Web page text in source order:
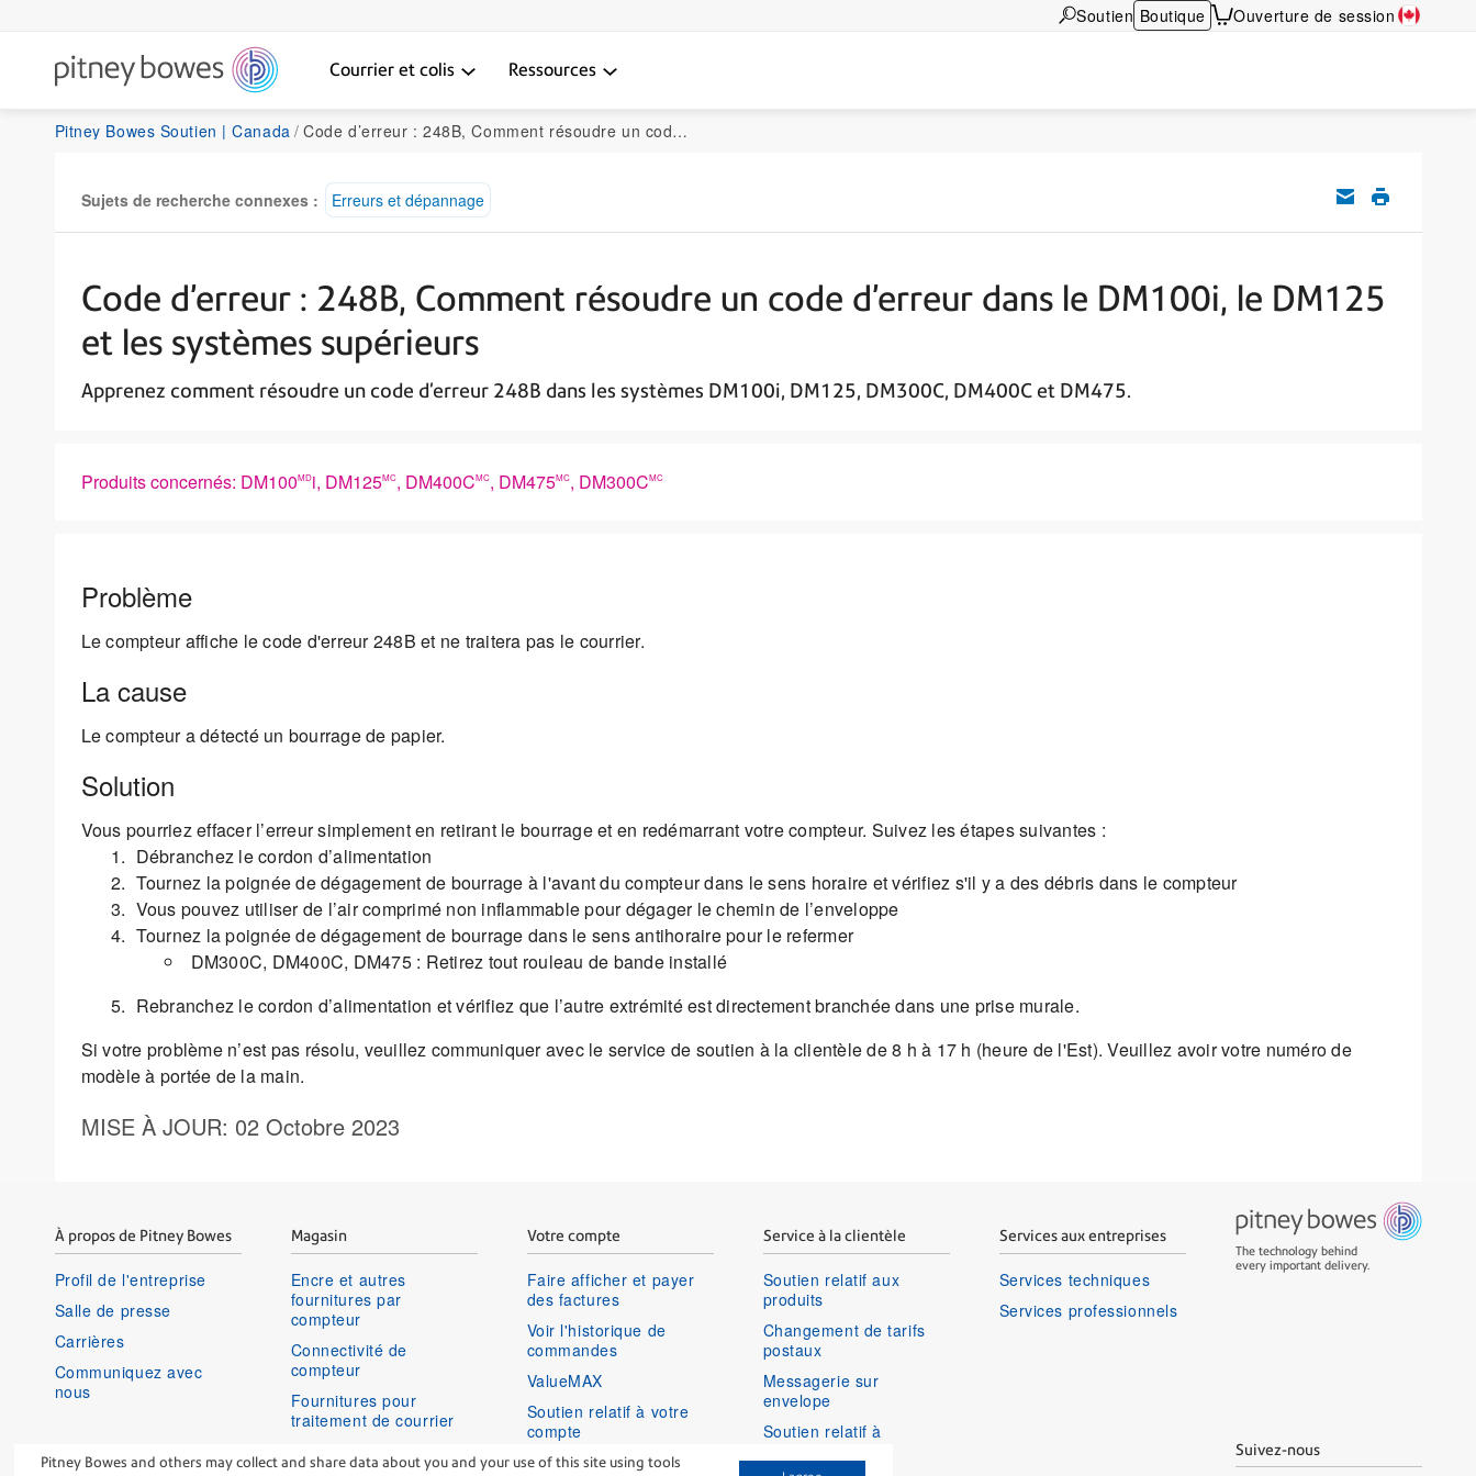
Pitney Bowes and others may collect and share data about you and your use of this site using tools
Soutien Boutique Ouverture de session
Courrier et colis Ressources
Pitney Bowes Soutien | Canada Code d’erreur : 248B, Comment résoudre un code d’erreur dans le DM100i, le DM125 et les systèmes supérieurs
Sujets de recherche connexes : Erreurs et dépannage
Code d’erreur : 248B, Comment résoudre un code d’erreur dans le DM100i, le DM125
et les systèmes supérieurs
Apprenez comment résoudre un code d’erreur 248B dans les systèmes DM100i, DM125, DM300C, DM400C et DM475.
Produits concernés: DM100MDi, DM125MC, DM400CMC, DM475MC, DM300CMC
Problème
Le compteur affiche le code d'erreur 248B et ne traitera pas le courrier.
La cause
Le compteur a détecté un bourrage de papier.
Solution
Vous pourriez effacer l’erreur simplement en retirant le bourrage et en redémarrant votre compteur. Suivez les étapes suivantes :
Débranchez le cordon d’alimentation
Tournez la poignée de dégagement de bourrage à l'avant du compteur dans le sens horaire et vérifiez s'il y a des débris dans le compteur
Vous pouvez utiliser de l’air comprimé non inflammable pour dégager le chemin de l’enveloppe
Tournez la poignée de dégagement de bourrage dans le sens antihoraire pour le refermer
DM300C, DM400C, DM475 : Retirez tout rouleau de bande installé
Rebranchez le cordon d’alimentation et vérifiez que l’autre extrémité est directement branchée dans une prise murale.
Si votre problème n’est pas résolu, veuillez communiquer avec le service de soutien à la clientèle de 8 h à 17 h (heure de l'Est). Veuillez avoir votre numéro de
modèle à portée de la main.
MISE À JOUR: 02 Octobre 2023
À propos de Pitney Bowes
Profil de l'entreprise
Salle de presse
Carrières
Communiquez avec
nous
Magasin
Encre et autres
fournitures par
compteur
Connectivité de
compteur
Fournitures pour
traitement de courrier
Historique de
commandes et renvois
Votre compte
Faire afficher et payer
des factures
Voir l'historique de
commandes
ValueMAX
Soutien relatif à votre
compte
Ouvrir une session dans
Service à la clientèle
Soutien relatif aux
produits
Changement de tarifs
postaux
Messagerie sur
envelope
Soutien relatif à
Services aux entreprises
Services techniques
Services professionnels
The technology behind
every important delivery.
Suivez-nous